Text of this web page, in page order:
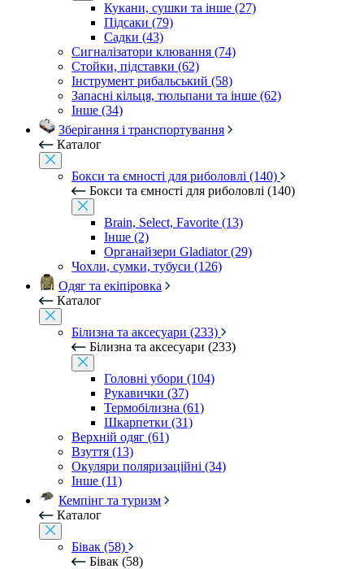
Кукани, сушки та інше (27)
Підсаки (79)
Садки (43)
Сигналізатори клювання (74)
Стойки, підставки (62)
Інструмент рибальський (58)
Запасні кільця, тюльпани та інше (62)
Інше (34)
Зберігання і транспортування
Каталог
Бокси та ємності для риболовлі (140)
Бокси та ємності для риболовлі (140)
Brain, Select, Favorite (13)
Інше (2)
Органайзери Gladiator (29)
Чохли, сумки, тубуси (126)
Одяг та екіпіровка
Каталог
Білизна та аксесуари (233)
Білизна та аксесуари (233)
Головні убори (104)
Рукавички (37)
Термобілизна (61)
Шкарпетки (31)
Верхній одяг (61)
Взуття (13)
Окуляри поляризаційні (34)
Інше (11)
Кемпінг та туризм
Каталог
Бівак (58)
Бівак (58)